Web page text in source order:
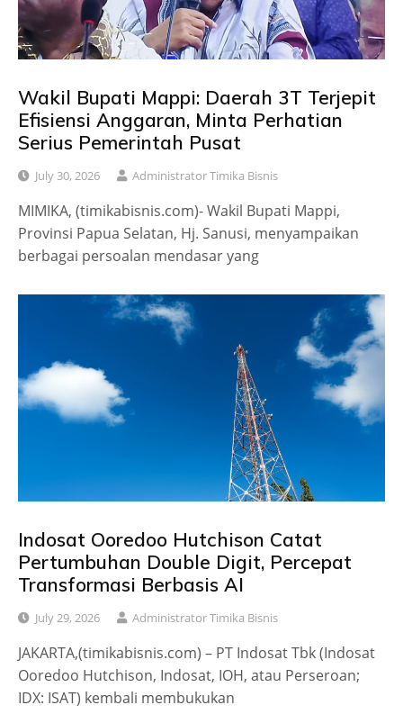
Wakil Bupati Mappi: Daerah 3T Terjepit
Efisiensi Anggaran, Minta Perhatian
Serius Pemerintah Pusat
July 30, 2026 Administrator Timika Bisnis
MIMIKA, (timikabisnis.com)- Wakil Bupati Mappi,
Provinsi Papua Selatan, Hj. Sanusi, menyampaikan
berbagai persoalan mendasar yang
Indosat Ooredoo Hutchison Catat
Pertumbuhan Double Digit, Percepat
Transformasi Berbasis AI
July 29, 2026 Administrator Timika Bisnis
JAKARTA,(timikabisnis.com) – PT Indosat Tbk (Indosat
Ooredoo Hutchison, Indosat, IOH, atau Perseroan;
IDX: ISAT) kembali membukukan